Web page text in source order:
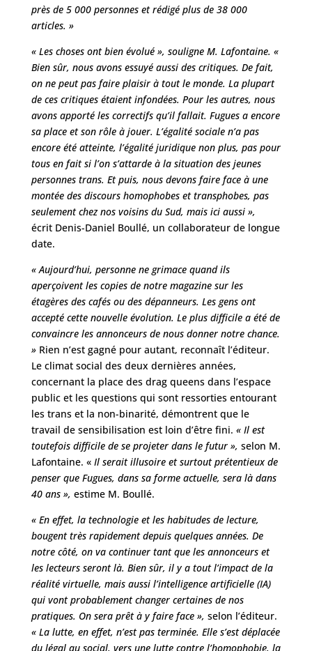
près de 5 000 personnes et rédigé plus de 38 000
articles. »
« Les choses ont bien évolué », souligne M. Lafontaine. «
Bien sûr, nous avons essuyé aussi des critiques. De fait,
on ne peut pas faire plaisir à tout le monde. La plupart
de ces critiques étaient infondées. Pour les autres, nous
avons apporté les correctifs qu’il fallait. Fugues a encore
sa place et son rôle à jouer. L’égalité sociale n’a pas
encore été atteinte, l’égalité juridique non plus, pas pour
tous en fait si l’on s’attarde à la situation des jeunes
personnes trans. Et puis, nous devons faire face à une
montée des discours homophobes et transphobes, pas
seulement chez nos voisins du Sud, mais ici aussi »,
écrit Denis-Daniel Boullé, un collaborateur de longue
date.
« Aujourd’hui, personne ne grimace quand ils
aperçoivent les copies de notre magazine sur les
étagères des cafés ou des dépanneurs. Les gens ont
accepté cette nouvelle évolution. Le plus difficile a été de
convaincre les annonceurs de nous donner notre chance.
» Rien n’est gagné pour autant, reconnaît l’éditeur.
Le climat social des deux dernières années,
concernant la place des drag queens dans l’espace
public et les questions qui sont ressorties entourant
les trans et la non-binarité, démontrent que le
travail de sensibilisation est loin d’être fini. « Il est
toutefois difficile de se projeter dans le futur », selon M.
Lafontaine. «Il serait illusoire et surtout prétentieux de
penser que Fugues, dans sa forme actuelle, sera là dans
40 ans », estime M. Boullé.
« En effet, la technologie et les habitudes de lecture,
bougent très rapidement depuis quelques années. De
notre côté, on va continuer tant que les annonceurs et
les lecteurs seront là. Bien sûr, il y a tout l’impact de la
réalité virtuelle, mais aussi l’intelligence artificielle (IA)
qui vont probablement changer certaines de nos
pratiques. On sera prêt à y faire face », selon l’éditeur.
« La lutte, en effet, n’est pas terminée. Elle s’est déplacée
du légal au social, vers une lutte contre l’homophobie, la